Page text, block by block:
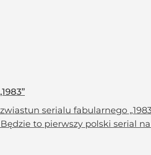
serialu fabularnego
to pierwszy polski serial